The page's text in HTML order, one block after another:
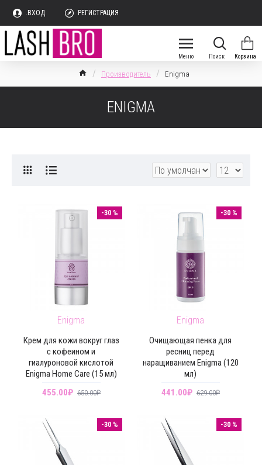
.ВХОД РЕГИСТРАЦИЯ
Производитель Enigma
ENIGMA
-30 %
Enigma
Крем для кожи вокруг глаз
с кофеином и
гиалуроновой кислотой
Enigma Home Care (15 мл)
455.00₽ 650.00₽
-30 %
Enigma
Очищающая пенка для
ресниц перед
наращиванием Enigma (120
мл)
441.00₽ 629.00₽
-30 % -30 %